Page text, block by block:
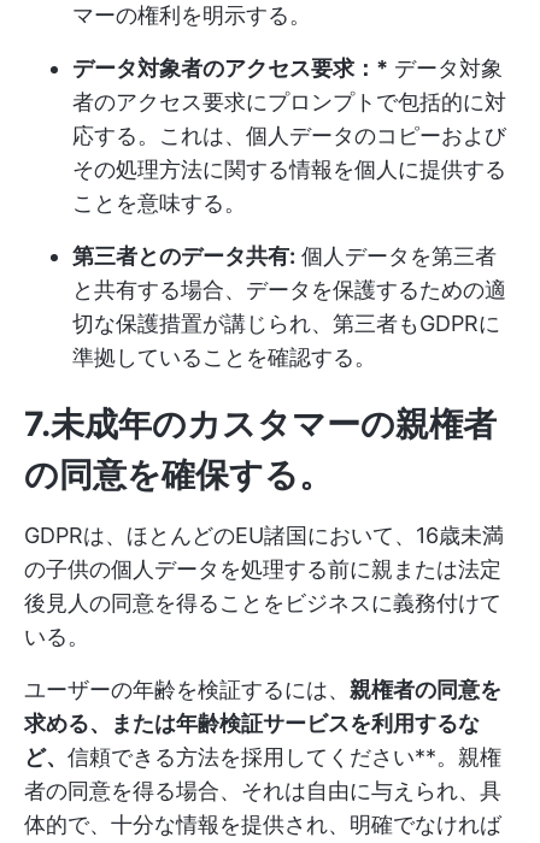
マーの権利を明示する。
データ対象者のアクセス要求：* データ対象
者のアクセス要求にプロンプトで包括的に対
応する。これは、個人データのコピーおよび
その処理方法に関する情報を個人に提供する
ことを意味する。
第三者とのデータ共有: 個人データを第三者
と共有する場合、データを保護するための適
切な保護措置が講じられ、第三者もGDPRに
準拠していることを確認する。
7.未成年のカスタマーの親権者
の同意を確保する。
GDPRは、ほとんどのEU諸国において、16歳未満
の子供の個人データを処理する前に親または法定
後見人の同意を得ることをビジネスに義務付けて
いる。
ユーザーの年齢を検証するには、 親権者の同意を
求める、または年齢検証サービスを利用するな
ど、 信頼できる方法を採用してください**。親権
者の同意を得る場合、それは自由に与えられ、具
体的で、十分な情報を提供され、明確でなければ